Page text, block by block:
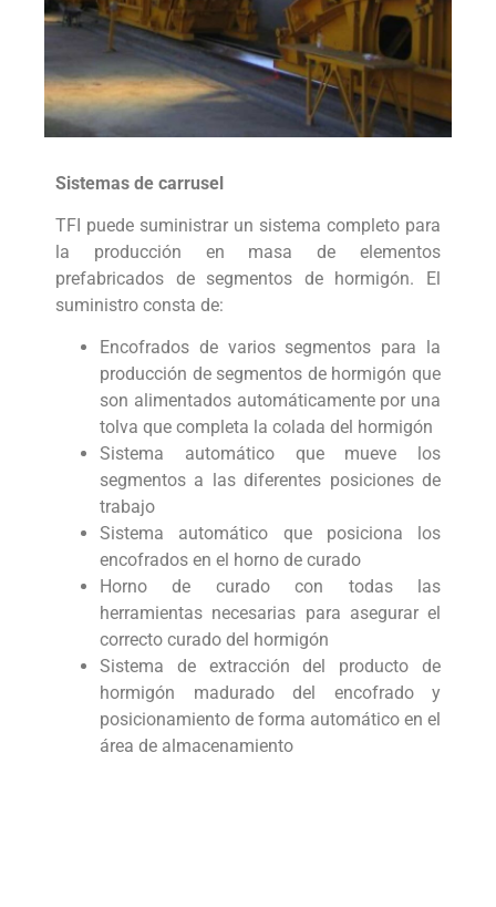
Sistemas de carrusel
TFI puede suministrar un sistema completo para
la producción en masa de elementos
prefabricados de segmentos de hormigón. El
suministro consta de:
Encofrados de varios segmentos para la
producción de segmentos de hormigón que
son alimentados automáticamente por una
tolva que completa la colada del hormigón
Sistema automático que mueve los
segmentos a las diferentes posiciones de
trabajo
Sistema automático que posiciona los
encofrados en el horno de curado
Horno de curado con todas las
herramientas necesarias para asegurar el
correcto curado del hormigón
Sistema de extracción del producto de
hormigón madurado del encofrado y
posicionamiento de forma automático en el
área de almacenamiento